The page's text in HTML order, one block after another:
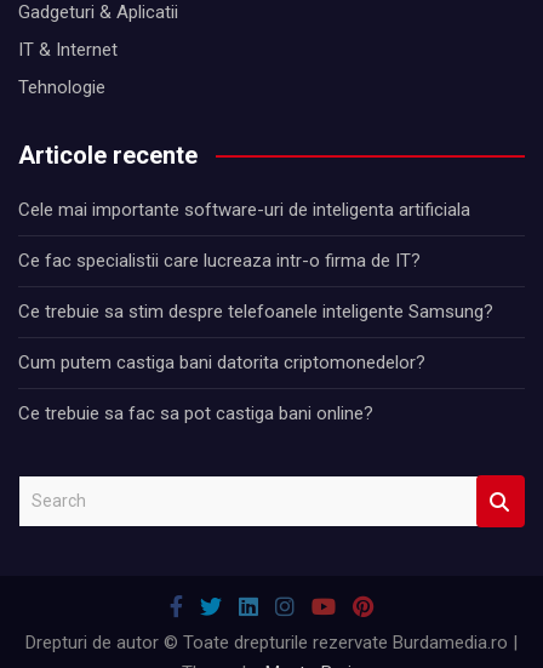
Gadgeturi & Aplicatii
IT & Internet
Tehnologie
Articole recente
Cele mai importante software-uri de inteligenta artificiala
Ce fac specialistii care lucreaza intr-o firma de IT?
Ce trebuie sa stim despre telefoanele inteligente Samsung?
Cum putem castiga bani datorita criptomonedelor?
Ce trebuie sa fac sa pot castiga bani online?
hDrepturi de autor © Toate drepturile rezervate Burdamedia.ro |